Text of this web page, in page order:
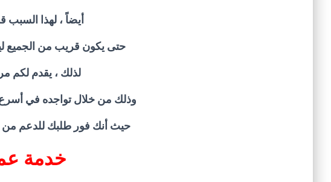
أيضاً ، لهذا
حتى يكون قريب من الجميع
لذلك ، يقدم لكم
وذلك من خلال تواجده في
حيث أنك فور طلبك للدعم من
خدمة